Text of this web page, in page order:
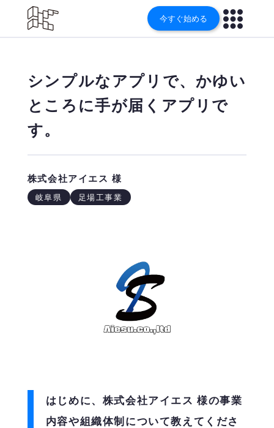
今すぐ始める
シンプルなアプリで、かゆい
ところに手が届くアプリで
す。
株式会社アイエス 様
岐阜県 足場工事業
はじめに、 株式会社アイエス 様の事業
内容や組織体制について教えてくださ